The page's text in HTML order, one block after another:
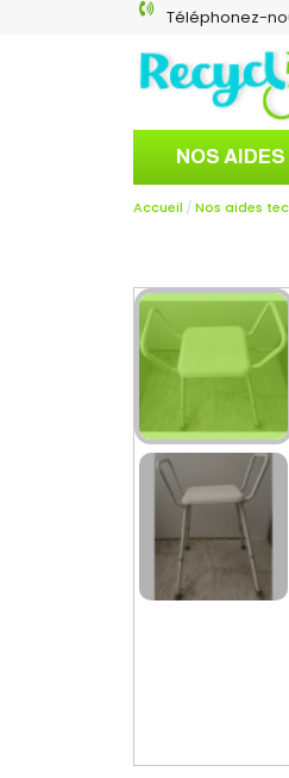
Téléphonez-
NOS
Accueil Nos aides